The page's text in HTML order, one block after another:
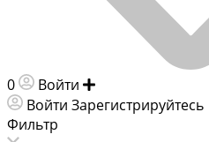
0 Войти
Войти Зарегистрируйтесь
Фильтр